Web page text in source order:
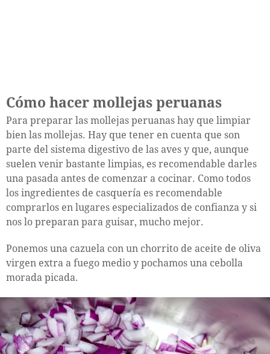
Cómo hacer mollejas peruanas
Para preparar las mollejas peruanas hay que limpiar
bien las mollejas. Hay que tener en cuenta que son
parte del sistema digestivo de las aves y que, aunque
suelen venir bastante limpias, es recomendable darles
una pasada antes de comenzar a cocinar. Como todos
los ingredientes de casquería es recomendable
comprarlos en lugares especializados de confianza y si
nos lo preparan para guisar, mucho mejor.
Ponemos una cazuela con un chorrito de aceite de oliva
virgen extra a fuego medio y pochamos una cebolla
morada picada.